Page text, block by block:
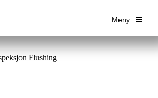
Meny
Flushing